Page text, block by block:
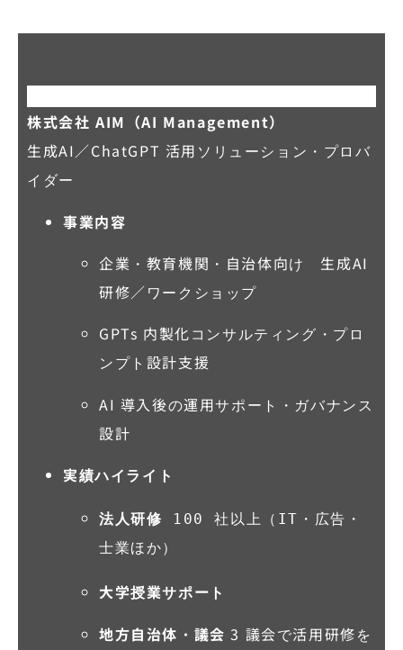
株式会社 AIM（AI Management）
生成AI／ChatGPT 活用ソリューション・プロバ
イダー
事業内容
企業・教育機関・自治体向け 生成AI
研修／ワークショップ
GPTs 内製化コンサルティング・プロ
ンプト設計支援
AI 導入後の運用サポート・ガバナンス
設計
実績ハイライト
法人研修 100 社以上（IT・広告・
士業ほか）
大学授業サポート
地方自治体・議会 3 議会で活用研修を